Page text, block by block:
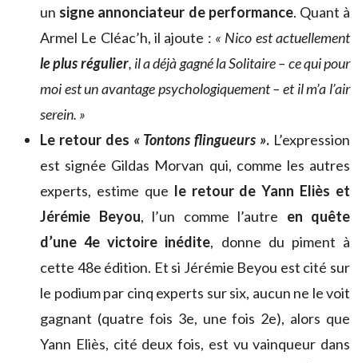
un signe annonciateur de performance. Quant à
Armel Le Cléac’h, il ajoute : « Nico est actuellement
le plus régulier, il a déjà gagné la Solitaire – ce qui pour
moi est un avantage psychologiquement – et il m’a l’air
serein. »
Le retour des « Tontons flingueurs ». L’expression
est signée Gildas Morvan qui, comme les autres
experts, estime que le retour de Yann Eliès et
Jérémie Beyou, l’un comme l’autre en quête
d’une 4e victoire inédite, donne du piment à
cette 48e édition. Et si Jérémie Beyou est cité sur
le podium par cinq experts sur six, aucun ne le voit
gagnant (quatre fois 3e, une fois 2e), alors que
Yann Eliès, cité deux fois, est vu vainqueur dans